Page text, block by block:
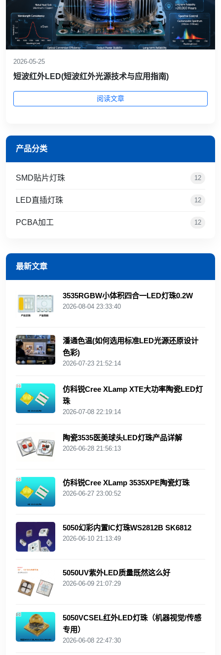
2026-05-25
短波红外LED(短波红外光源技术与应用指南)
阅读文章
产品分类
SMD贴片灯珠 12
LED直插灯珠 12
PCBA加工 12
最新文章
3535RGBW小体积四合一LED灯珠0.2W
2026-08-04 23:33:40
潘通色温(如何选用标准LED光源还原设计
色彩)
2026-07-23 21:52:14
仿科锐Cree XLamp XTE大功率陶瓷LED灯
珠
2026-07-08 22:19:14
陶瓷3535医美球头LED灯珠产品详解
2026-06-28 21:56:13
仿科锐Cree XLamp 3535XPE陶瓷灯珠
2026-06-27 23:00:52
5050幻彩内置IC灯珠WS2812B SK6812
2026-06-10 21:13:49
5050UV紫外LED质量既然这么好
2026-06-09 21:07:29
5050VCSEL红外LED灯珠（机器视觉/传感
专用）
2026-06-08 22:47:30